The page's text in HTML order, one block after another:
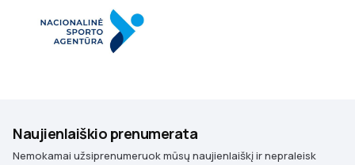
Naujienlaiškio prenumerata
Nemokamai užsiprenumeruok mūsų naujienlaiškį ir nepraleisk